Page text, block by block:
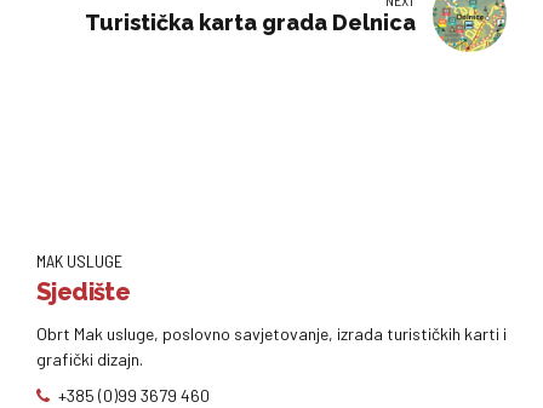
Turistička karta grada Delnica
MAK USLUGE
Sjedište
Obrt Mak usluge, poslovno savjetovanje, izrada turističkih karti i
grafički dizajn.
+385 (0)99 3679 460